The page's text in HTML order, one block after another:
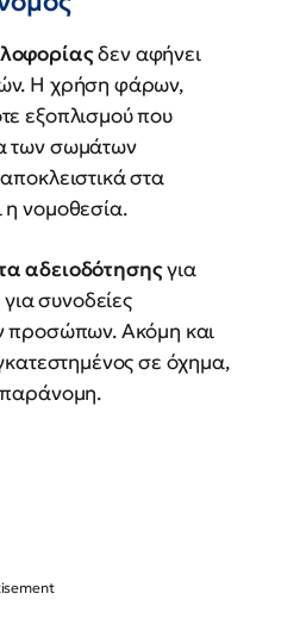
δεν αφήνει
Η χρήση φάρων,
εξοπλισμού που
των σωμάτων
στα
νομοθεσία.
αδειοδότησηςγια
για συνοδείες
προσώπων. Ακόμη και
σε όχημα,